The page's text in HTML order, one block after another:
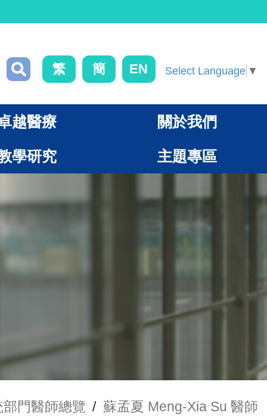
繁 簡 EN Select Language ▼
越醫療 關於我們
學研究 主題專區
門醫師總覽 / 蘇孟夏 Meng-Xia Su 醫師